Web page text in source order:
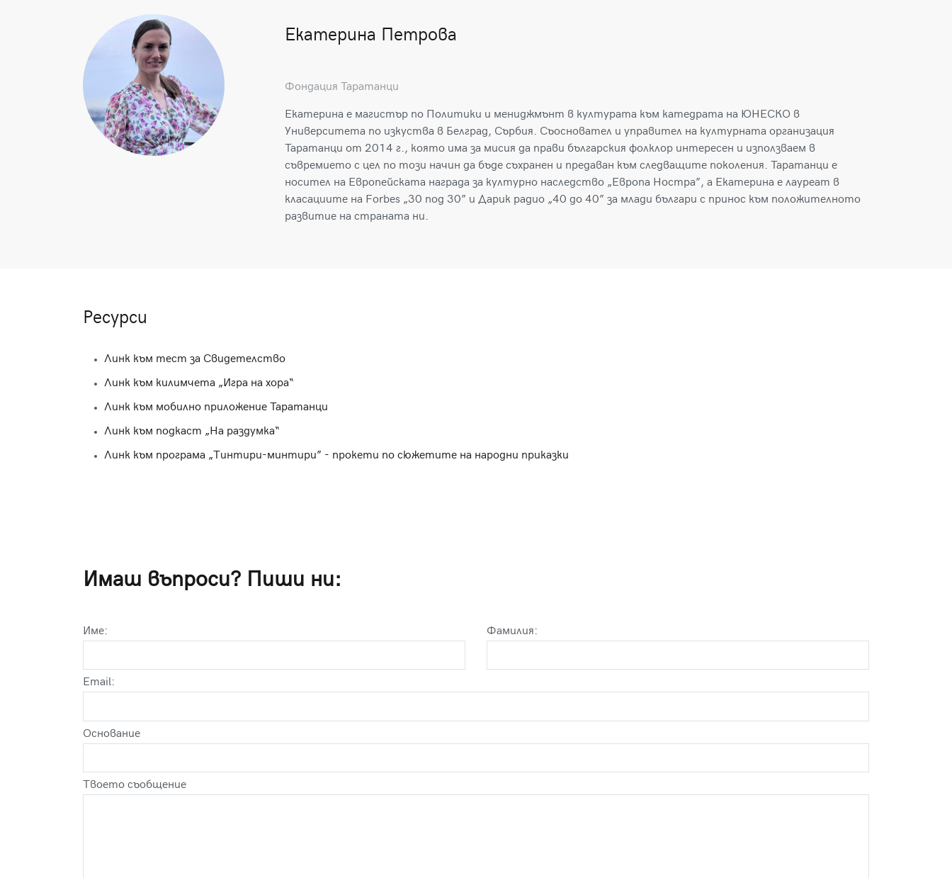
Екатерина Петрова
Фондация Таратанци
Екатерина е магистър по Политики и мениджмънт в културата към катедрата на ЮНЕСКО в
Университета по изкуства в Белград, Сърбия. Съосновател и управител на културната организация
Таратанци от 2014 г., която има за мисия да прави българския фолклор интересен и използваем в
съвремието с цел по този начин да бъде съхранен и предаван към следващите поколения. Таратанци е
носител на Европейската награда за културно наследство „Европа Ностра”, а Екатерина е лауреат в
класациите на Forbes „30 под 30” и Дарик радио „40 до 40” за млади българи с принос към положителното
развитие на страната ни.
Ресурси
Линк към тест за Свидетелство
Линк към килимчета „Игра на хора“
Линк към мобилно приложение Таратанци
Линк към подкаст „На раздумка“
Линк към програма „Тинтири-минтири” - прокети по сюжетите на народни приказки
Имаш въпроси? Пиши ни:
Име: Фамилия:
Email:
Оснoвание
Твоето съобщение